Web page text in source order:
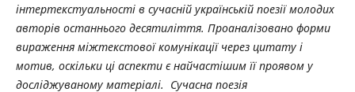
інтертекстуальності в сучасній українській поезії молодих
авторів останнього десятиліття. Проаналізовано форми
вираження міжтекстової комунікації через цитату і
мотив, оскільки ці аспекти є найчастішим її проявом у
досліджуваному матеріалі. Сучасна поезія